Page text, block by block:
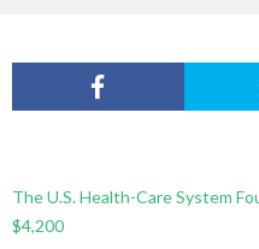
The U.S. Health-Care System
$4,200